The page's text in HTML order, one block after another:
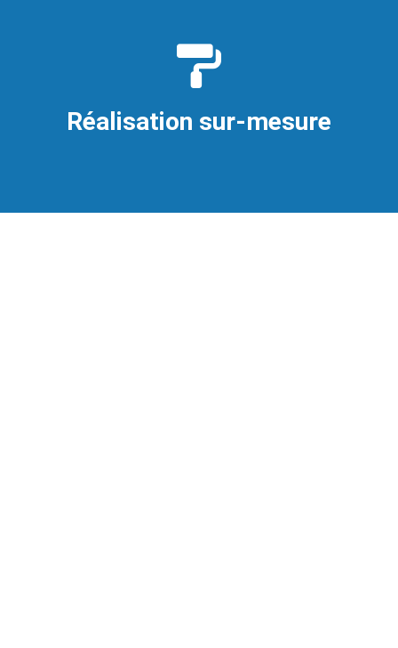
Réalisation sur-mesure